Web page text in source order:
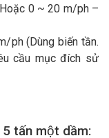
0 ~ 20 m/ph –
ph (Dùng biến tần.
cầu mục đích sử
tấn một dầm: